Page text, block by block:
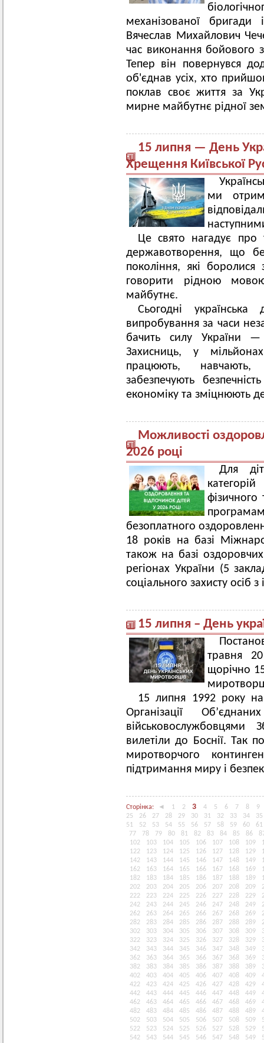
механізованої
Вячеслав Михайлович
час виконання бойового
Тепер він повернувся
об'єднав усіх, хто
поклав своє життя за
мирне майбутнє рідної
15 липня — День
Хрещення Київської
ми
Це свято нагадує про
державотворення, що
покоління, які
говорити рідною
майбутнє.
Сьогодні українська
випробування за часи
бачить силу України
Захисниць, у
працюють,
забезпечують
економіку та зміцнюють
Можливості
2026 році
Для
безоплатного
18 років на базі
також на базі
регіонах України (5
соціального захисту осіб з
15 липня – День
травня
щорічно
15 липня 1992 року на
Організації
вилетіли до Боснії. Так
миротворчого
підтримання миру і
Сторінка: ◄ 1 2 3 4 5 6 7 8
9
25
26 27 28 29 30 31 32 33 34
35
51
52 53 54 55 56 57 58 59 60
61
77
78 79 80 81 82 83 84 85 86
102
103 104 105 106 107 108 109
122
123 124 125 126 127 128 129
142
143 144 145 146 147 148 149
162
163 164 165 166 167 168 169
182
183 184 185 186 187 188 189
202
203 204 205 206 207 208 209
222
223 224 225 226 227 228 229
242
243 244 245 246 247 248 249
262
263 264 265 266 267 268 269
282
283 284 285 286 287 288 289
302
303 304 305 306 307 308 309
322
323 324 325 326 327 328 329
342
343 344 345 346 347 348 349
362
363 364 365 366 367 368 369
382
383 384 385 386 387 388 389
402
403 404 405 406 407 408 409
422
423 424 425 426 427 428 429
442
443 444 445 446 447 448 449
462
463 464 465 466 467 468 469
482
483 484 485 486 487 488 489
502
503 504 505 506 507 508 509
522
523 524 525 526 527 528 529
542
543 544 545 546 547 548 549